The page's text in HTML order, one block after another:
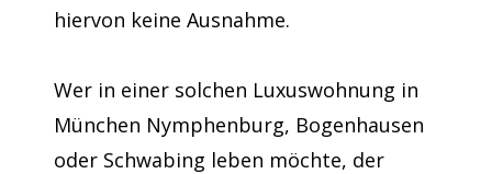
hiervon keine Ausnahme.
Wer in einer solchen Luxuswohnung in
München Nymphenburg, Bogenhausen
oder Schwabing leben möchte, der